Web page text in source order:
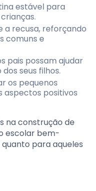
estável para
a recusa, reforçando
comuns e
pais possam ajudar
seus filhos.
os pequenos
aspectos positivos
na construção de
escolar bem-
para aqueles